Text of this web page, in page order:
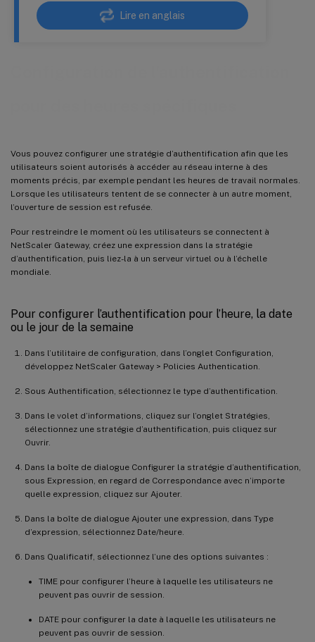
Lire en anglais
Vous pouvez configurer une stratégie d’authentification afin que les
utilisateurs soient autorisés à accéder au réseau interne à des
moments précis, par exemple pendant les heures de travail normales.
Lorsque les utilisateurs tentent de se connecter à un autre moment,
l’ouverture de session est refusée.
Pour restreindre le moment où les utilisateurs se connectent à
NetScaler Gateway, créez une expression dans la stratégie
d’authentification, puis liez-la à un serveur virtuel ou à l’échelle
mondiale.
Pour configurer l’authentification pour l’heure, la date
ou le jour de la semaine
Dans l’utilitaire de configuration, dans l’onglet Configuration,
développez NetScaler Gateway > Policies Authentication.
Sous Authentification, sélectionnez le type d’authentification.
Dans le volet d’informations, cliquez sur l’onglet Stratégies,
sélectionnez une stratégie d’authentification, puis cliquez sur
Ouvrir.
Dans la boîte de dialogue Configurer la stratégie d’authentification,
sous Expression, en regard de Correspondance avec n’importe
quelle expression, cliquez sur Ajouter.
Dans la boîte de dialogue Ajouter une expression, dans Type
d’expression, sélectionnez Date/heure.
Dans Qualificatif, sélectionnez l’une des options suivantes :
TIME pour configurer l’heure à laquelle les utilisateurs ne
peuvent pas ouvrir de session.
DATE pour configurer la date à laquelle les utilisateurs ne
peuvent pas ouvrir de session.